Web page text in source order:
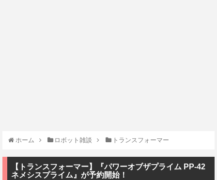
ホーム ロボット雑談 トランスフォーマー
【トランスフォーマー】『パワーオブザプライム PP-42
ネメシスプライム』が予約開始！